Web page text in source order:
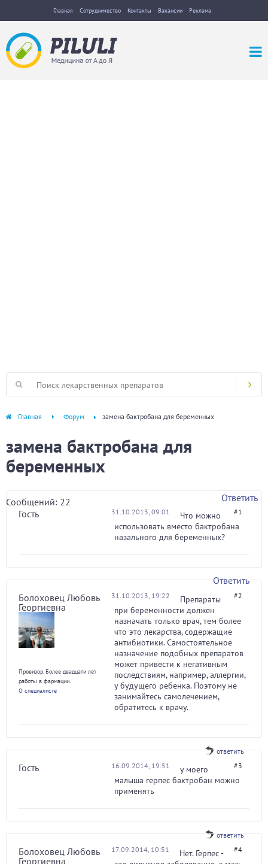
Главная Сотрудничество Контакты Вакансии Реклама
Главная Форум замена бактробана для беременных
замена бактробана для
беременных
Сообщений: 22
Ответить
Гость
31.10.2013, 09:01 #1
Что можно
использовать вместо бактробана
назального для беременных?
Ответить
Болоховец Любовь
Георгиевна
Провизор. Более двадцати лет
работы в фармации.
О специалисте
31.10.2013, 19:22 #2
Препараты
при беременности должен
назначать только врач, тем более
что это лекарства, содержащие
антибиотики. Самостоятельное
назначение подобных препаратов
может привести к негативным
последствиям, например, аллергии,
у будущего ребенка. Поэтому не
занимайтесь самолечением,
обратитесь к врачу.
ответить
Гость 16.09.2014, 19:51 #3
у моего
малыша герпес бактробан можно
применять
ответить
Болоховец Любовь
Георгиевна
17.09.2014, 10:51 #4
Нет. Герпес -